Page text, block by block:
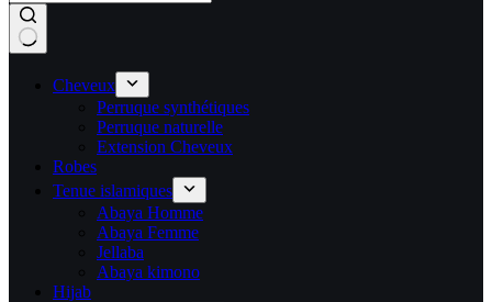
Cheveux
Perruque synthétiques
Perruque naturelle
Extension Cheveux
Robes
Tenue islamiques
Abaya Homme
Abaya Femme
Jellaba
Abaya kimono
Hijab